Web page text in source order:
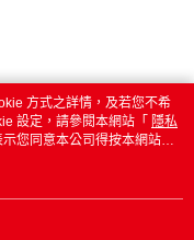
方式之詳情，及若您不希
設定，請參閱本網站「 隱私
您同意本公司得按本網站使